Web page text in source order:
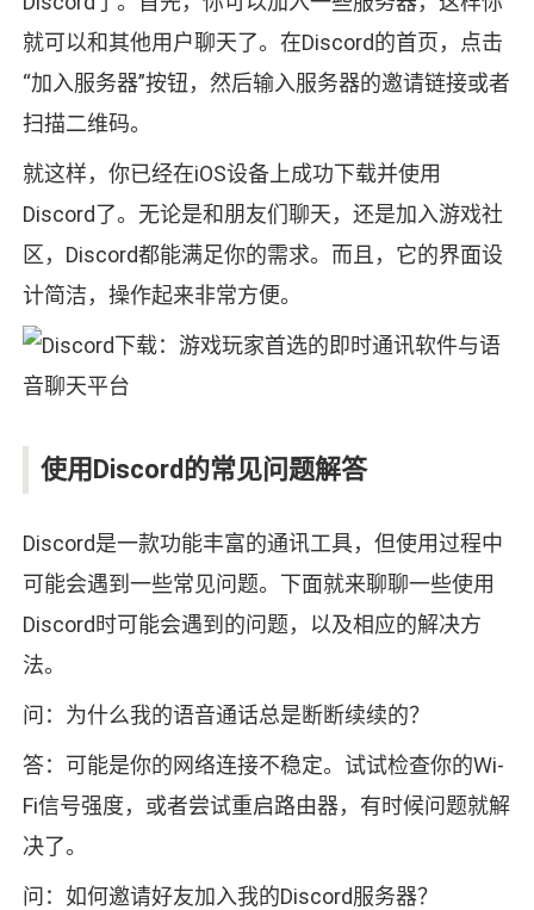
就可以和其他用户聊天了。在Discord的首页，点击
“加入服务器”按钮，然后输入服务器的邀请链接或者
扫描二维码。
就这样，你已经在iOS设备上成功下载并使用
Discord了。无论是和朋友们聊天，还是加入游戏社
区，Discord都能满足你的需求。而且，它的界面设
计简洁，操作起来非常方便。
使用Discord的常见问题解答
Discord是一款功能丰富的通讯工具，但使用过程中
可能会遇到一些常见问题。下面就来聊聊一些使用
Discord时可能会遇到的问题，以及相应的解决方
法。
问：为什么我的语音通话总是断断续续的？
答：可能是你的网络连接不稳定。试试检查你的Wi-
Fi信号强度，或者尝试重启路由器，有时候问题就解
决了。
问：如何邀请好友加入我的Discord服务器？